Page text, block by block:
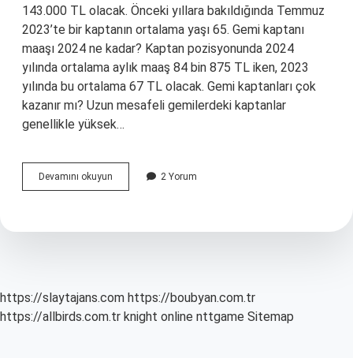
143.000 TL olacak. Önceki yıllara bakıldığında Temmuz
2023’te bir kaptanın ortalama yaşı 65. Gemi kaptanı
maaşı 2024 ne kadar? Kaptan pozisyonunda 2024
yılında ortalama aylık maaş 84 bin 875 TL iken, 2023
yılında bu ortalama 67 TL olacak. Gemi kaptanları çok
kazanır mı? Uzun mesafeli gemilerdeki kaptanlar
genellikle yüksek…
Devamını okuyun
Kaptan
Maaş
2 Yorum
https://slaytajans.com https://boubyan.com.tr
https://allbirds.com.tr knight online nttgame Sitemap